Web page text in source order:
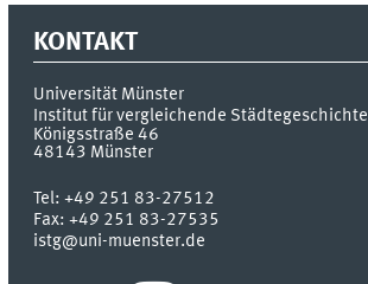
KONTAKT
Universität Münster
Institut für vergleichende Städtegeschichte
Königsstraße 46
48143 Münster
Tel:+49 251 83-27512
Fax:+49 251 83-27535
istg@uni-muenster.de